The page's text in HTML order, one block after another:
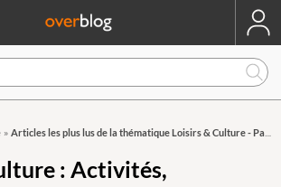
» Articles les plus lus de la thématique Loisirs & Culture - Page 32
: Activités,